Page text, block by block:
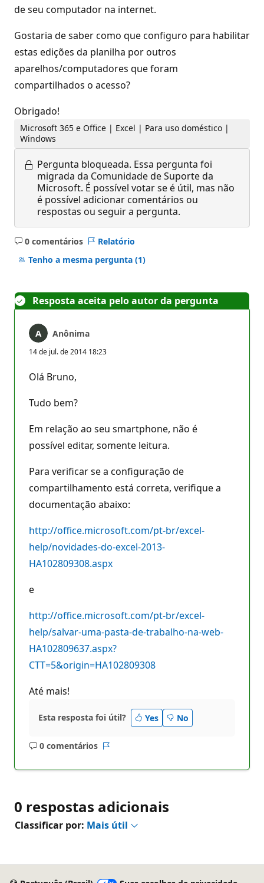
de seu computador na internet.
Gostaria de saber como que configuro para habilitar
estas edições da planilha por outros
aparelhos/computadores que foram
compartilhados o acesso?
Obrigado!
Microsoft 365 e Office | Excel | Para uso doméstico |
Windows
Pergunta bloqueada. Essa pergunta foi
migrada da Comunidade de Suporte da
Microsoft. É possível votar se é útil, mas não
é possível adicionar comentários ou
respostas ou seguir a pergunta.
0 comentários
Sem
comentários
Relatório
Tenho a mesma pergunta (1)
Resposta aceita pelo autor da pergunta
Anônima
14 de jul. de 2014 18:23
Olá Bruno,
Tudo bem?
Em relação ao seu smartphone, não é
possível editar, somente leitura.
Para verificar se a configuração de
compartilhamento está correta, verifique a
documentação abaixo:
http://office.microsoft.com/pt-br/excel-
help/novidades-do-excel-2013-
HA102809308.aspx
e
http://office.microsoft.com/pt-br/excel-
help/salvar-uma-pasta-de-trabalho-na-web-
HA102809637.aspx?
CTT=5&origin=HA102809308
Até mais!
Esta resposta foi útil? Yes No
0 comentários
Sem
0 respostas adicionais
Classificar por: Mais útil